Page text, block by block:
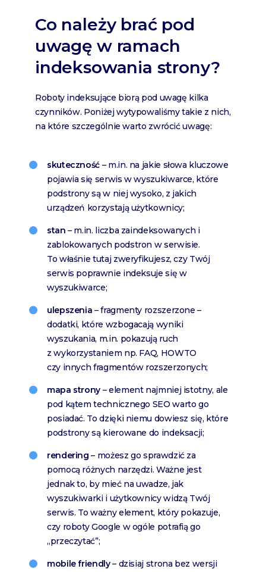
Co należy brać pod
uwagę w ramach
indeksowania strony?
Roboty indeksujące biorą pod uwagę kilka
czynników. Poniżej wytypowaliśmy takie z nich,
na które szczególnie warto zwrócić uwagę:
skuteczność – m.in. na jakie słowa kluczowe
pojawia się serwis w wyszukiwarce, które
podstrony są w niej wysoko, z jakich
urządzeń korzystają użytkownicy;
stan – m.in. liczba zaindeksowanych i
zablokowanych podstron w serwisie.
To właśnie tutaj zweryfikujesz, czy Twój
serwis poprawnie indeksuje się w
wyszukiwarce;
ulepszenia – fragmenty rozszerzone –
dodatki, które wzbogacają wyniki
wyszukania, m.in. pokazują ruch
z wykorzystaniem np. FAQ, HOWTO
czy innych fragmentów rozszerzonych;
mapa strony – element najmniej istotny, ale
pod kątem technicznego SEO warto go
posiadać. To dzięki niemu dowiesz się, które
podstrony są kierowane do indeksacji;
rendering – możesz go sprawdzić za
pomocą różnych narzędzi. Ważne jest
jednak to, by mieć na uwadze, jak
wyszukiwarki i użytkownicy widzą Twój
serwis. To ważny element, który pokazuje,
czy roboty Google w ogóle potrafią go
„przeczytać”;
mobile friendly– dzisiaj strona bez wersji